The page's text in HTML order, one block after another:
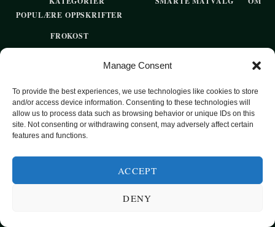
Manage Consent
To provide the best experiences, we use technologies like cookies to store
and/or access device information. Consenting to these technologies will
allow us to process data such as browsing behavior or unique IDs on this
site. Not consenting or withdrawing consent, may adversely affect certain
features and functions.
ACCEPT
DENY
POPULÆRE OPPSKRIFTER
FROKOST
SUPPER
EKSOTISKE SMAKER
MAT FOR VEGETARIANERE
BAKST